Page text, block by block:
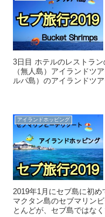
3日目 ホテルのレストラ
（無人島）アイランドツ
ルパ島）のアイランドツ
アイランドホッピング
2019年1月にセブ島に初め
マクタン島のセブマリン
とんどが、セブ島ではな